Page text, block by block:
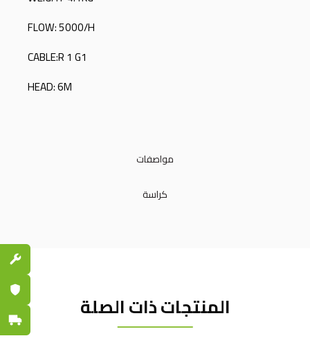
مواصفات
كراسة
FLOW: 5000/H
CABLE:R 1 G1
HEAD: 6M
المنتجات ذات الصلة
قطع
ضمان